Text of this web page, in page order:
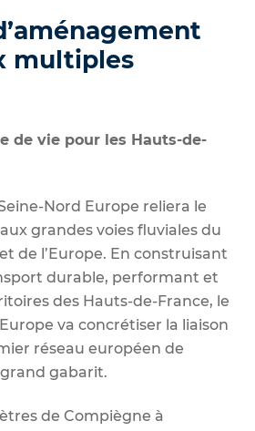
multiples
de vie pour les Hauts-de-
Nord Europe reliera le
grandes voies fluviales du
de l’Europe. En construisant
durable, performant et
des Hauts-de-France, le
va concrétiser la liaison
réseau européen de
gabarit.
de Compiègne à